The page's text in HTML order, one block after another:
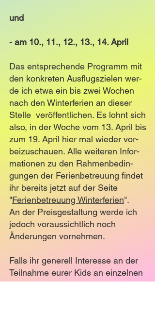
und
- am 10., 11., 12., 13., 14. April
Das entsprechende Programm mit
den konkreten Ausflugszielen wer-
de ich etwa ein bis zwei Wochen
nach den Winterferien an dieser
Stelle veröffentlichen. Es lohnt sich
also, in der Woche vom 13. April bis
zum 19. April hier mal wieder vor-
beizuschauen. Alle weiteren Infor-
mationen zu den Rahmenbedin-
gungen der Ferienbetreuung findet
ihr bereits jetzt auf der Seite
"Ferienbetreuung Winterferien".
An der Preisgestaltung werde ich
jedoch voraussichtlich noch
Änderungen vornehmen.
Falls ihr generell Interesse an der
Teilnahme eurer Kids an einzelnen
oder allen Tagen des Osterpro-